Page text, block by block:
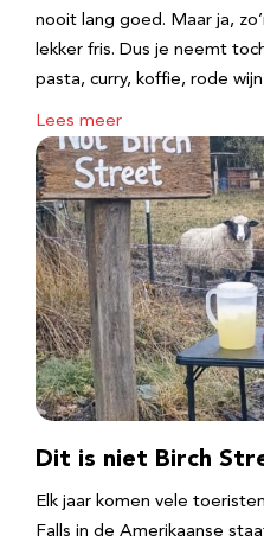
nooit lang goed. Maar ja,
lekker fris. Dus je neemt
pasta, curry, koffie, rode
Lees meer
Dit is niet Birch
Elk jaar komen vele
Falls in de Amerikaanse